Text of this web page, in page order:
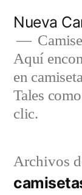
contenido
Nueva
Aquí
en
Tales
clic.
Archivos